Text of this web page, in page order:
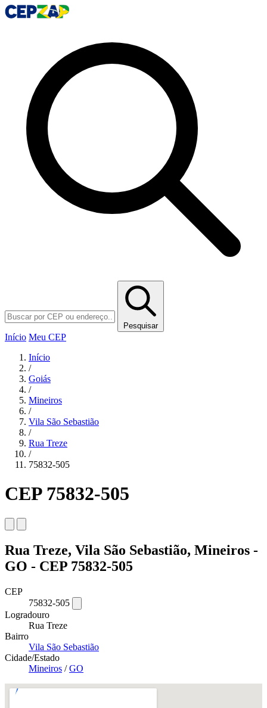
Pesquisar
Início Meu CEP
Início
/
Goiás
/
Mineiros
/
Vila São Sebastião
/
Rua Treze
/
75832-505
CEP 75832-505
Rua Treze, Vila São Sebastião, Mineiros -
GO - CEP 75832-505
CEP
75832-505
Logradouro
Rua Treze
Bairro
Vila São Sebastião
Cidade/Estado
Mineiros /GO